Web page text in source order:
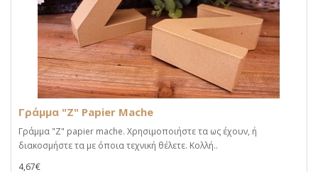
Γράμμα "Z" Papier Mache
Γράμμα "Z" papier mache. Xρησιμοποιήστε τα ως έχουν, ή
διακοσμήστε τα με όποια τεχνική θέλετε. Κολλή..
4,67€